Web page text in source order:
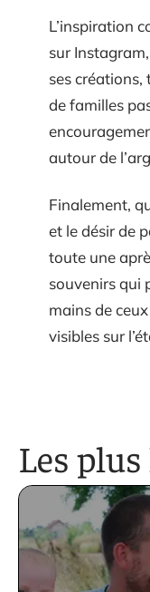
L’inspiration
sur
ses créations,
de familles
autour de
Finalement,
et le désir de
toute une
souvenirs qui
mains de
visibles sur
Les